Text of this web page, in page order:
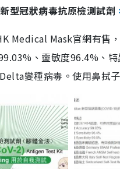
型冠狀病毒抗原檢測試劑
Medical Mask官網有售
、靈敏度96.4%、
變種病毒。使用鼻拭